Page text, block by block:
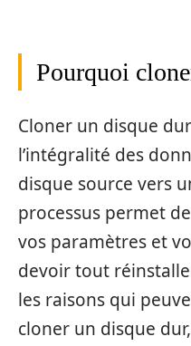
Pourquoi
Cloner un disque
l’intégralité des
disque source vers
processus permet
vos paramètres et
devoir tout
les raisons qui
cloner un disque